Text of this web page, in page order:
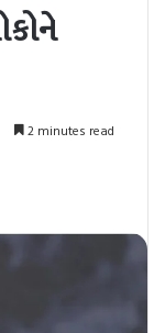
2 minutes read